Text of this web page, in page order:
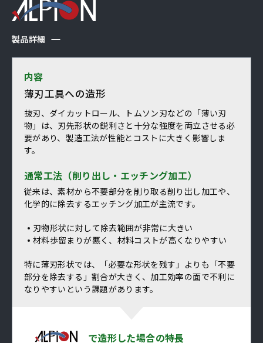
製品詳細
内容
薄刃工具への造形
抜刃、ダイカットロール、トムソン刃などの「薄い刃
物」は、刃先形状の鋭利さと十分な強度を両立させる必
要があり、製造工法が性能とコストに大きく影響しま
す。
通常工法（削り出し・エッチング加工）
従来は、素材から不要部分を削り取る削り出し加工や、
化学的に除去するエッチング加工が主流です。
刃物形状に対して除去範囲が非常に大きい
材料歩留まりが悪く、材料コストが高くなりやすい
特に薄刃形状では、「必要な形状を残す」よりも「不要
部分を除去する」割合が大きく、加工効率の面で不利に
なりやすいという課題があります。
で造形した場合の特長